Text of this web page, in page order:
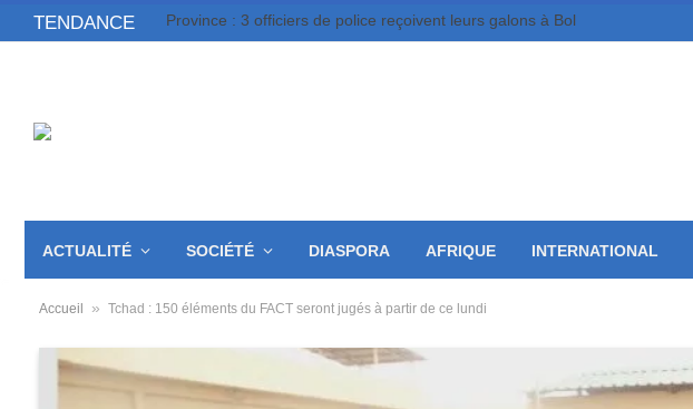
TENDANCE Province : 3 officiers de police reçoivent leurs galons à Bol
ACTUALITÉ SOCIÉTÉ DIASPORA AFRIQUE INTERNATIONAL
Accueil » Tchad : 150 éléments du FACT seront jugés à partir de ce lundi